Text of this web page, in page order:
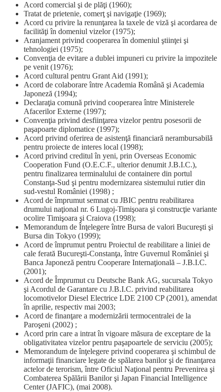
Acord comercial şi de plăţi (1960);
Tratat de prietenie, comerţ şi navigaţie (1969);
Acord cu privire la renunţarea la taxele de viză şi acordarea de
facilităţi în domeniul vizelor (1975);
Aranjament privind cooperarea în domeniul ştiinţei şi
tehnologiei (1975);
Convenţia de evitare a dublei impuneri cu privire la impozitele
pe venit (1976);
Acord cultural pentru Grant Aid (1991);
Acord de colaborare între Academia Română şi Academia
Japoneză (1994);
Declaraţia comună privind cooperarea între Ministerele
Afacerilor Externe (1997);
Convenţia privind desfiinţarea vizelor pentru posesorii de
paşapoarte diplomatice (1997);
Acord privind oferirea de asistenţă financiară nerambursabilă
pentru proiecte de interes local (1998);
Acord privind creditul în yeni, prin Overseas Economic
Cooperation Fund (O.E.C.F., ulterior denumit J.B.I.C.),
pentru finalizarea terminalului de containere din portul
Constanţa-Sud şi pentru modernizarea sistemului rutier din
sud-vestul României (1998) ;
Acord de împrumut semnat cu JBIC pentru reabilitarea
drumului naţional nr. 6 Lugoj-Timişoara şi construcţie variante
ocolire Timişoara şi Craiova (1998);
Memorandum de Înţelegere între Bursa de valori Bucureşti şi
Bursa din Tokyo (1999);
Acord de împrumut pentru Proiectul de reabilitare a liniei de
cale ferată Bucureşti-Constanţa, între Guvernul României şi
Banca Japoneză pentru Cooperare Internaţională – J.B.I.C.
(2001);
Acord de Împrumut cu Deutsche Bank AG, sucursala Tokyo
şi Acordul de Garantare cu J.B.I.C. privind reabilitarea
locomotivelor Diesel Electrice LDE 2100 CP (2001), amendat
în aprilie, respectiv mai 2003;
Acord de finanţare a modernizării termocentralei de la
Paroşeni (2002) ;
Acord prin care a intrat în vigoare măsura de exceptare de la
obligativitatea vizelor pentru paşapoartele de serviciu (2005);
Memorandum de înţelegere privind cooperarea şi schimbul de
informaţii financiare legate de spălarea banilor şi de finanţarea
actelor de terorism, între Oficiul Naţional pentru Prevenirea şi
Combaterea Spălării Banilor şi Japan Financial Intelligence
Center (JAFIC), (mai 2008).